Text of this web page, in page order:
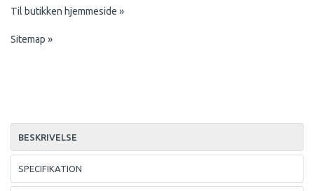
Til butikken hjemmeside »
Sitemap »
BESKRIVELSE
SPECIFIKATION